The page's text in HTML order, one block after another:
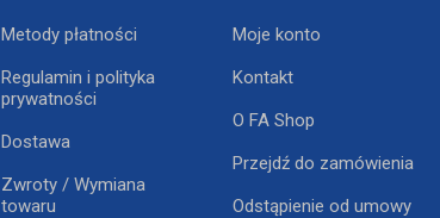
Metody płatności
Regulamin i polityka
prywatności
Dostawa
Zwroty / Wymiana
towaru
Moje konto
Kontakt
O FA Shop
Przejdź do zamówienia
Odstąpienie od umowy